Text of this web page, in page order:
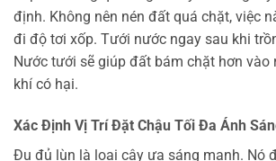
định. Không nên nén đất quá chặt, việc
đi độ tơi xốp. Tưới nước ngay sau khi
Nước tưới sẽ giúp đất bám chặt hơn vào
khí có hại.
Xác Định Vị Trí Đặt Chậu Tối Đa Ánh
Đu đủ lùn là loại cây ưa sáng mạnh. Nó